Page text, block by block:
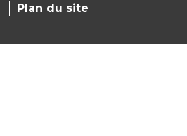
Plan du site